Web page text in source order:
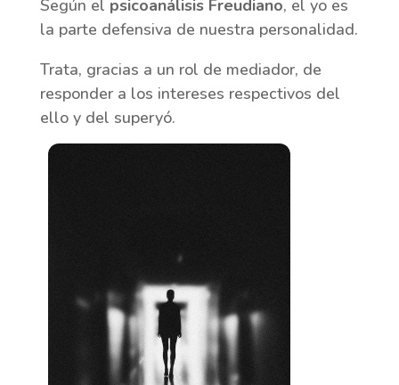
Según el psicoanálisis Freudiano, el yo es
la parte defensiva de nuestra personalidad.
Trata, gracias a un rol de mediador, de
responder a los intereses respectivos del
ello y del superyó.